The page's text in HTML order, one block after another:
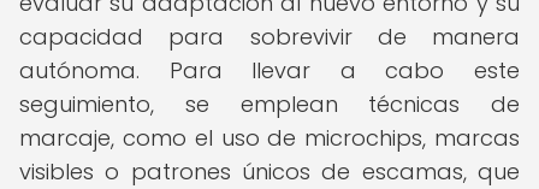
capacidad para sobrevivir de manera
autónoma. Para llevar a cabo este
seguimiento, se emplean técnicas de
marcaje, como el uso de microchips, marcas
visibles o patrones únicos de escamas, que